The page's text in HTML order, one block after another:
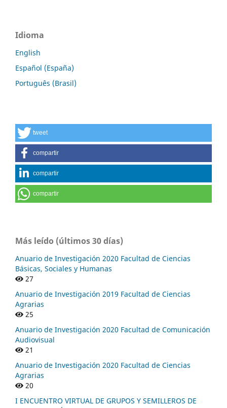
Idioma
English
Español (España)
Português (Brasil)
tweet
compartir
compartir
compartir
Más leído (últimos 30 días)
Anuario de Investigación 2020 Facultad de Ciencias
Básicas, Sociales y Humanas
27
Anuario de Investigación 2019 Facultad de Ciencias
Agrarias
25
Anuario de Investigación 2020 Facultad de Comunicación
Audiovisual
21
Anuario de Investigación 2020 Facultad de Ciencias
Agrarias
20
I ENCUENTRO VIRTUAL DE GRUPOS Y SEMILLEROS DE